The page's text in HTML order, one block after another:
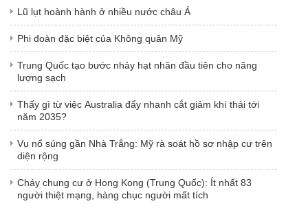
Lũ lụt hoành hành ở nhiều nước châu Á
Phi đoàn đặc biệt của Không quân Mỹ
Trung Quốc tạo bước nhảy hạt nhân đầu tiên cho năng
lượng sạch
Thấy gì từ việc Australia đẩy nhanh cắt giảm khí thải tới
năm 2035?
Vụ nổ súng gần Nhà Trắng: Mỹ rà soát hồ sơ nhập cư trên
diện rộng
Cháy chung cư ở Hong Kong (Trung Quốc): Ít nhất 83
người thiệt mạng, hàng chục người mất tích